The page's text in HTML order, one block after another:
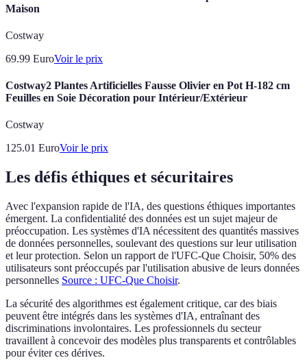
Maison
Costway
69.99 EuroVoir le prix
Costway2 Plantes Artificielles Fausse Olivier en Pot H-182 cm
Feuilles en Soie Décoration pour Intérieur/Extérieur
Costway
125.01 EuroVoir le prix
Les défis éthiques et sécuritaires
Avec l'expansion rapide de l'IA, des questions éthiques importantes
émergent. La confidentialité des données est un sujet majeur de
préoccupation. Les systèmes d'IA nécessitent des quantités massives
de données personnelles, soulevant des questions sur leur utilisation
et leur protection. Selon un rapport de l'UFC-Que Choisir, 50% des
utilisateurs sont préoccupés par l'utilisation abusive de leurs données
personnelles Source : UFC-Que Choisir.
La sécurité des algorithmes est également critique, car des biais
peuvent être intégrés dans les systèmes d'IA, entraînant des
discriminations involontaires. Les professionnels du secteur
travaillent à concevoir des modèles plus transparents et contrôlables
pour éviter ces dérives.